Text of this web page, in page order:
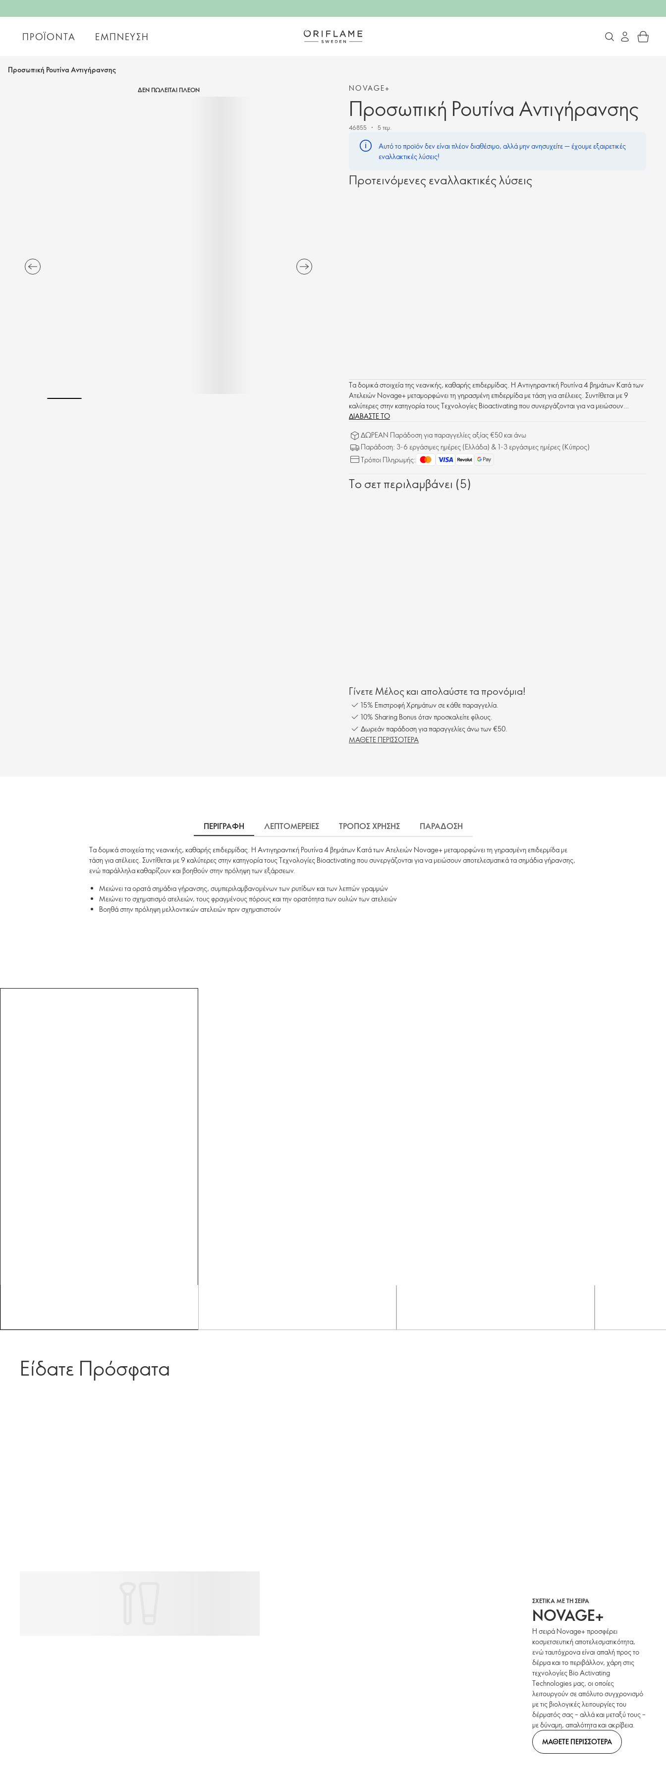
ΠΡΟΪΌΝΤΑ ΈΜΠΝΕΥΣΗ
Προσωπική Ρουτίνα Αντιγήρανσης
ΔΕΝ ΠΩΛΕΙΤΑΙ ΠΛΕΟΝ NOVAGE+
Προσωπική Ρουτίνα Αντιγήρανσης
46855 5 τεμ.
Αυτό το προϊόν δεν είναι πλέον διαθέσιμο, αλλά μην ανησυχείτε — έχουμε εξαιρετικές
εναλλακτικές λύσεις!
Προτεινόμενες εναλλακτικές λύσεις
Τα δομικά στοιχεία της νεανικής, καθαρής επιδερμίδας. Η Αντιγηραντική Ρουτίνα 4 βημάτων Κατά των
Ατελειών Novage+ μεταμορφώνει τη γηρασμένη επιδερμίδα με τάση για ατέλειες. Συντίθεται με 9
καλύτερες στην κατηγορία τους Τεχνολογίες Bioactivating που συνεργάζονται για να μειώσουν
αποτελεσματικά τα σημάδια γήρανσης, ενώ παράλληλα καθαρίζουν και βοηθούν στην πρόληψη των
ΔΙΑΒΑΣΤΕ ΤΟ
ΔΩΡΕΑΝ Παράδοση για παραγγελίες αξίας €50 και άνω
Παράδοση: 3-6 εργάσιμες ημέρες (Ελλάδα) & 1-3 εργάσιμες ημέρες (Κύπρος)
Τρόποι Πληρωμής:
Το σετ περιλαμβάνει (5)
Γίνετε Μέλος και απολαύστε τα προνόμια!
15% Επιστροφή Χρημάτων σε κάθε παραγγελία.
10% Sharing Bonus όταν προσκαλείτε φίλους.
Δωρεάν παράδοση για παραγγελίες άνω των €50.
ΜΑΘΕΤΕ ΠΕΡΙΣΣΟΤΕΡΑ
ΠΕΡΙΓΡΑΦΗ ΛΕΠΤΟΜΕΡΕΙΕΣ ΤΡΟΠΟΣ ΧΡΗΣΗΣ ΠΑΡΑΔΟΣΗ
Τα δομικά στοιχεία της νεανικής, καθαρής επιδερμίδας. Η Αντιγηραντική Ρουτίνα 4 βημάτων Κατά των Ατελειών Novage+ μεταμορφώνει τη γηρασμένη επιδερμίδα με
τάση για ατέλειες. Συντίθεται με 9 καλύτερες στην κατηγορία τους Τεχνολογίες Bioactivating που συνεργάζονται για να μειώσουν αποτελεσματικά τα σημάδια γήρανσης,
ενώ παράλληλα καθαρίζουν και βοηθούν στην πρόληψη των εξάρσεων.
Μειώνει τα ορατά σημάδια γήρανσης, συμπεριλαμβανομένων των ρυτίδων και των λεπτών γραμμών
Μειώνει το σχηματισμό ατελειών, τους φραγμένους πόρους και την ορατότητα των ουλών των ατελειών
Βοηθά στην πρόληψη μελλοντικών ατελειών πριν σχηματιστούν
Είδατε Πρόσφατα
ΣΧΕΤΙΚΑ ΜΕ ΤΗ ΣΕΙΡΑ
NOVAGE+
Η σειρά Novage+ προσφέρει
κοσμετσευτική αποτελεσματικότητα,
ενώ ταυτόχρονα είναι απαλή προς το
δέρμα και το περιβάλλον, χάρη στις
τεχνολογίες Bio Activating
Technologies μας, οι οποίες
λειτουργούν σε απόλυτο συγχρονισμό
με τις βιολογικές λειτουργίες του
δέρματός σας – αλλά και μεταξύ τους –
με δύναμη, απαλότητα και ακρίβεια.
ΜΑΘΕΤΕ ΠΕΡΙΣΣΟΤΕΡΑ